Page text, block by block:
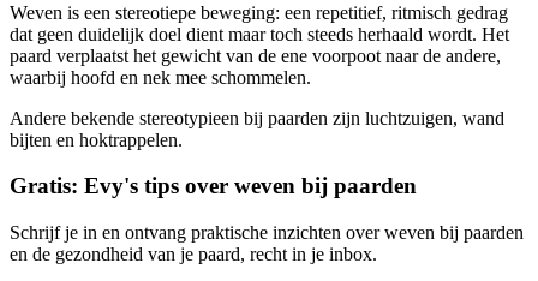
Weven is een stereotiepe beweging: een repetitief, ritmisch gedrag
dat geen duidelijk doel dient maar toch steeds herhaald wordt. Het
paard verplaatst het gewicht van de ene voorpoot naar de andere,
waarbij hoofd en nek mee schommelen.
Andere bekende stereotypieen bij paarden zijn luchtzuigen, wand
bijten en hoktrappelen.
Gratis: Evy's tips over weven bij paarden
Schrijf je in en ontvang praktische inzichten over weven bij paarden
en de gezondheid van je paard, recht in je inbox.